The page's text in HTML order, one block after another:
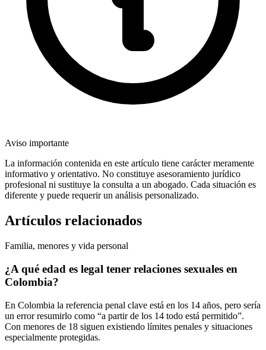
Aviso importante
La información contenida en este artículo tiene carácter meramente
informativo y orientativo. No constituye asesoramiento jurídico
profesional ni sustituye la consulta a un abogado. Cada situación es
diferente y puede requerir un análisis personalizado.
Artículos relacionados
Familia, menores y vida personal
¿A qué edad es legal tener relaciones sexuales en
Colombia?
En Colombia la referencia penal clave está en los 14 años, pero sería
un error resumirlo como “a partir de los 14 todo está permitido”.
Con menores de 18 siguen existiendo límites penales y situaciones
especialmente protegidas.